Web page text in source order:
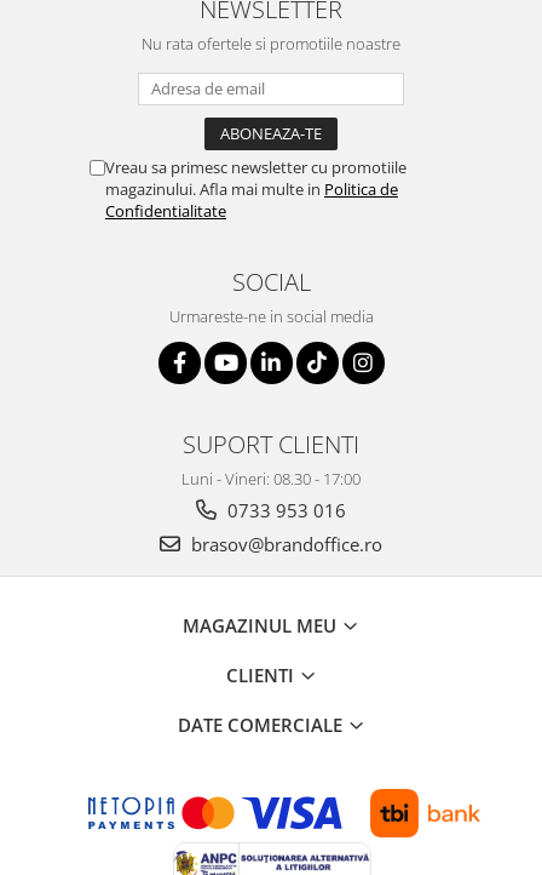
NEWSLETTER
Nu rata ofertele si promotiile noastre
Vreau sa primesc newsletter cu promotiile
magazinului. Afla mai multe in Politica de
Confidentialitate
SOCIAL
Urmareste-ne in social media
SUPORT CLIENTI
Luni - Vineri: 08.30 - 17:00
0733 953 016
brasov@brandoffice.ro
MAGAZINUL MEU
CLIENTI
DATE COMERCIALE